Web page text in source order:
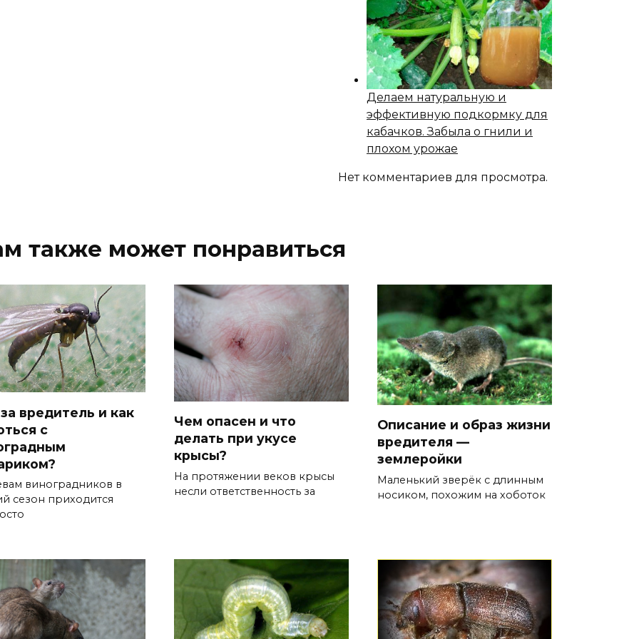
Делаем натуральную и
эффективную подкормку для
кабачков. Забыла о гнили и
плохом урожае
Нет комментариев для просмотра.
также может понравиться
вредитель и как
с
виноградников в
сезон приходится
Чем опасен и что
делать при укусе
крысы?
На протяжении веков крысы
несли ответственность за
Описание и образ жизни
вредителя —
землеройки
Маленький зверёк с длинным
носиком, похожим на хоботок